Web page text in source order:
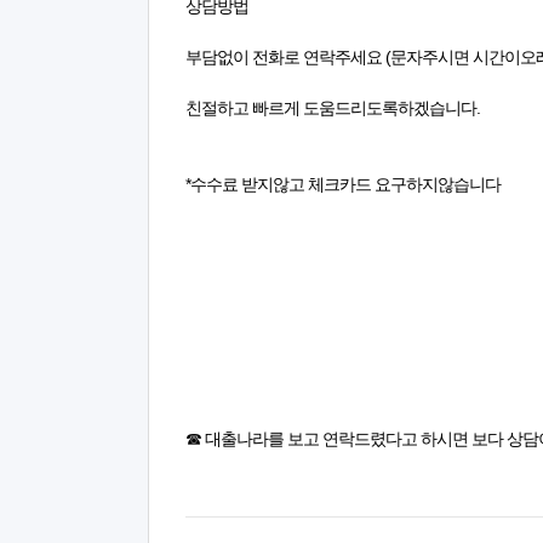
상담방법
부담없이 전화로 연락주세요 (문자주시면 시간이오
친절하고 빠르게 도움드리도록하겠습니다.
*수수료 받지않고 체크카드 요구하지않습니다
☎ 대출나라를 보고 연락드렸다고 하시면 보다 상담